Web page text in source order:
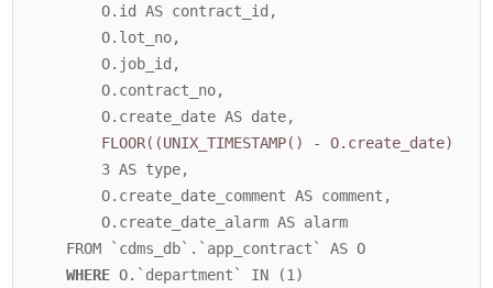
O.id AS contract_id,
O.lot_no,
O.job_id,
O.contract_no,
O.create_date AS date,
FLOOR((UNIX_TIMESTAMP() - O.create_date)
3 AS type,
O.create_date_comment AS comment,
O.create_date_alarm AS alarm
FROM `cdms_db`.`app_contract` AS O
WHERE O.`department` IN (1)